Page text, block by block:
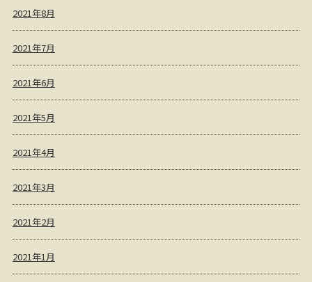
2021年8月
2021年7月
2021年6月
2021年5月
2021年4月
2021年3月
2021年2月
2021年1月